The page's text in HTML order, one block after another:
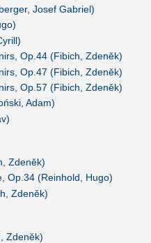
Josef Gabriel)
Op.44 (Fibich, Zdeněk)
Op.47 (Fibich, Zdeněk)
Op.57 (Fibich, Zdeněk)
Adam)
Zdeněk)
Op.34 (Reinhold, Hugo)
Zdeněk)
Zdeněk)